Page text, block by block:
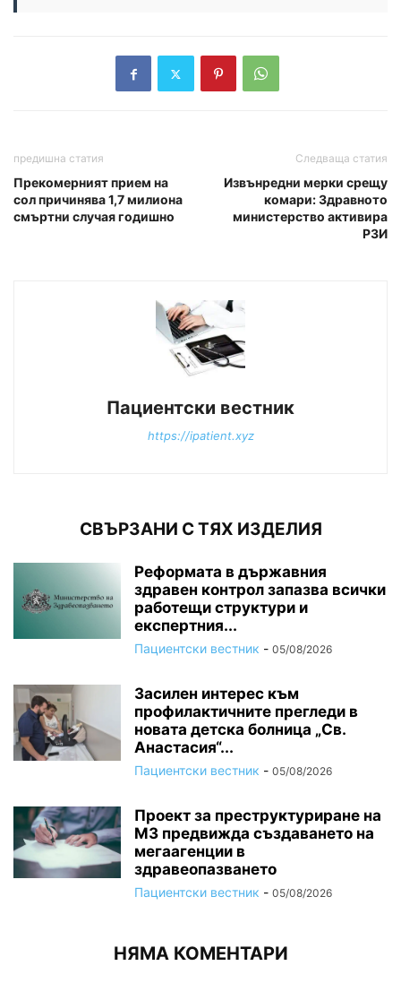
предишна статия
Прекомерният прием на
сол причинява 1,7 милиона
смъртни случая годишно
Следваща статия
Извънредни мерки срещу
комари: Здравното
министерство активира
РЗИ
Пациентски вестник
https://ipatient.xyz
СВЪРЗАНИ С ТЯХ ИЗДЕЛИЯ
Реформата в държавния
здравен контрол запазва всички
работещи структури и
експертния...
Пациентски вестник - 05/08/2026
Засилен интерес към
профилактичните прегледи в
новата детска болница „Св.
Анастасия“...
Пациентски вестник - 05/08/2026
Проект за преструктуриране на
МЗ предвижда създаването на
мегаагенции в
здравеопазването
Пациентски вестник - 05/08/2026
НЯМА КОМЕНТАРИ